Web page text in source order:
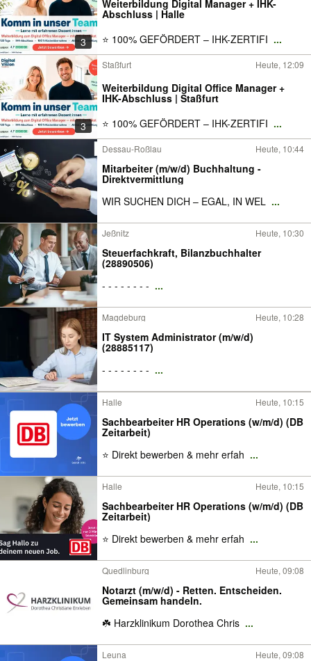
3
Weiterbildung Digital Manager + IHK-
Abschluss | Halle
⭐ 100% GEFÖRDERT – IHK-ZERTIFI ...
3
Staßfurt Heute, 12:09
Weiterbildung Digital Office Manager +
IHK-Abschluss | Staßfurt
⭐ 100% GEFÖRDERT – IHK-ZERTIFI ...
Dessau-Roßlau Heute, 10:44
Mitarbeiter (m/w/d) Buchhaltung -
Direktvermittlung
WIR SUCHEN DICH – EGAL, IN WEL ...
Jeßnitz Heute, 10:30
Steuerfachkraft, Bilanzbuchhalter
(28890506)
- - - - - - - - ...
Magdeburg Heute, 10:28
IT System Administrator (m/w/d)
(28885117)
- - - - - - - - ...
Halle Heute, 10:15
Sachbearbeiter HR Operations (w/m/d) (DB
Zeitarbeit)
⭐ Direkt bewerben & mehr erfah ...
Halle Heute, 10:15
Sachbearbeiter HR Operations (w/m/d) (DB
Zeitarbeit)
⭐ Direkt bewerben & mehr erfah ...
Quedlinburg Heute, 09:08
Notarzt (m/w/d) - Retten. Entscheiden.
Gemeinsam handeln.
☘️ Harzklinikum Dorothea Chris ...
Leuna Heute, 09:08